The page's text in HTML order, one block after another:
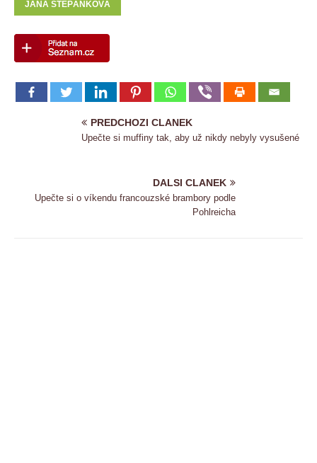
JANA ŠTĚPÁNKOVÁ
PREDCHOZI CLANEK
Upečte si muffiny tak, aby už nikdy nebyly vysušené
DALSI CLANEK
Upečte si o víkendu francouzské brambory podle
Pohlreicha